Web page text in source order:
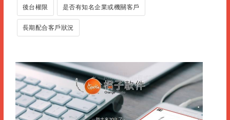
後台權限 是否有知名企業或機關客戶
長期配合客戶狀況